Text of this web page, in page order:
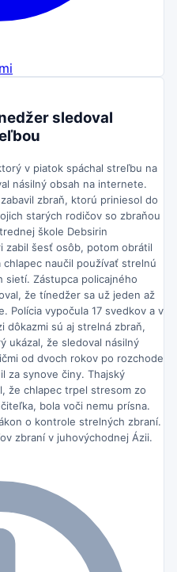
sledoval
v piatok spáchal streľbu na
násilný obsah na internete.
zbraň, ktorú priniesol do
starých rodičov so zbraňou
škole Debsirin
zabil šesť osôb, potom obrátil
naučil používať strelnú
sietí. Zástupca policajného
že tínedžer sa už jeden až
Polícia vypočula 17 svedkov a v
dôkazmi sú aj strelná zbraň,
ukázal, že sledoval násilný
od dvoch rokov po rozchode
za synove činy. Thajský
že chlapec trpel stresom zo
bola voči nemu prísna.
o kontrole strelných zbraní.
zbraní v juhovýchodnej Ázii.